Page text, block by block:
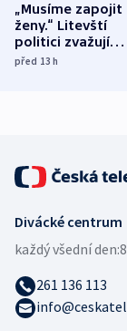
„Musíme zapojit
ženy.“ Litevští
politici zvažují
dohodu o
před 13h
Divácké centrum
každý všední den:
261 136 113